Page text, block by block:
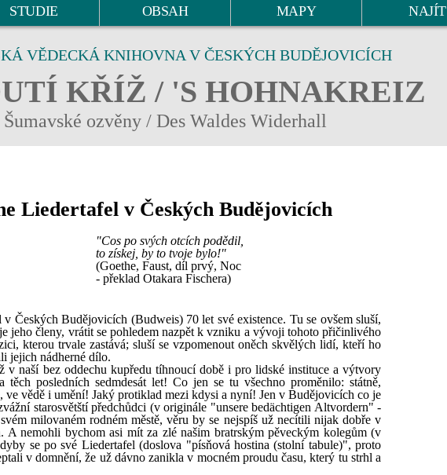
STUDIE OBSAH MAPY NAJÍT
VĚDECKÁ KNIHOVNA V ČESKÝCH BUDĚJOVICÍCH
KŘÍŽ / 'S HOHNAKREIZ
Šumavské ozvěny / Des Waldes Widerhall
Liedertafel v Českých Budějovicích
"Cos po svých otcích podědil,
to získej, by to tvoje bylo!"
(Goethe, Faust, díl prvý, Noc
- překlad Otakara Fischera)
Českých Budějovicích (Budweis) 70 let své existence. Tu se ovšem sluší,
jeho členy, vrátit se pohledem nazpět k vzniku a vývoji tohoto přičinlivého
kterou trvale zastává; sluší se vzpomenout oněch skvělých lidí, kteří ho
jejich nádherné dílo.
v naší bez oddechu kupředu tíhnoucí době i pro lidské instituce a výtvory
posledních sedmdesát let! Co jen se tu všechno proměnilo: státně,
ve vědě i umění! Jaký protiklad mezi kdysi a nyní! Jen v Budějovicích co je
starosvětští předchůdci (v originále "unsere bedächtigen Altvordern" -
milovaném rodném městě, věru by se nejspíš už necítili nijak dobře v
nemohli bychom asi mít za zlé našim bratrským pěveckým kolegům (v
se po své Liedertafel (doslova "písňová hostina (stolní tabule)", proto
v domnění, že už dávno zanikla v mocném proudu času, který tu strhl a